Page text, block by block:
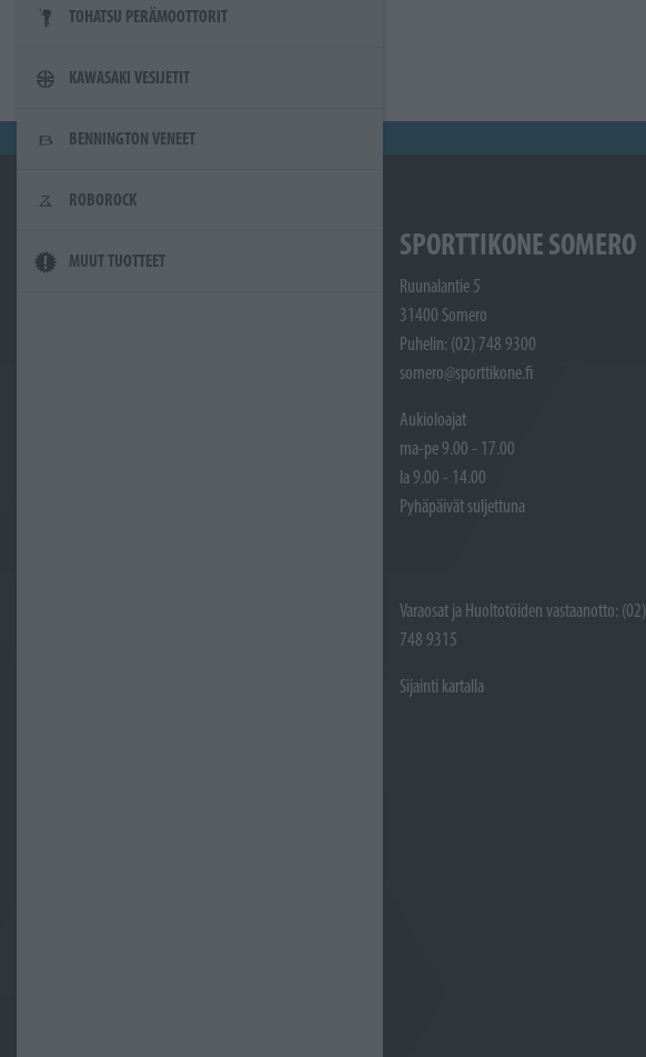
TOHATSU PERÄMOOTTORIT
KAWASAKI VESIJETIT
BENNINGTON VENEET
ROBOROCK
MUUT TUOTTEET SPORTTIKONE SOMERO
Ruunalantie 5
31400 Somero
Puhelin: (02) 748 9300
somero@sporttikone.fi
Aukioloajat
ma-pe 9.00 - 17.00
la 9.00 - 14.00
Pyhäpäivät suljettuna
Varaosat ja Huoltotöiden vastaanotto: (02)
748 9315
Sijainti kartalla